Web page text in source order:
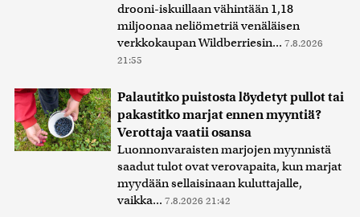
drooni-iskuillaan vähintään 1,18
miljoonaa neliömetriä venäläisen
verkkokaupan Wildberriesin... 7.8.2026
21:55
Palautitko puistosta löydetyt pullot tai
pakastitko marjat ennen myyntiä?
Verottaja vaatii osansa
Luonnonvaraisten marjojen myynnistä
saadut tulot ovat verovapaita, kun marjat
myydään sellaisinaan kuluttajalle,
vaikka... 7.8.2026 21:42